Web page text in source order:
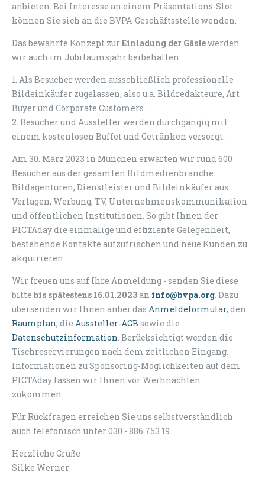
anbieten. Bei Interesse an einem Präsentations-Slot
können Sie sich an die BVPA-Geschäftsstelle wenden.
Das bewährte Konzept zurEinladung der Gästewerden
wir auch im Jubiläumsjahr beibehalten:
1. Als Besucher werden ausschließlich professionelle
Bildeinkäufer zugelassen, also u.a. Bildredakteure, Art
Buyer und Corporate Customers.
2. Besucher und Aussteller werden durchgängig mit
einem kostenlosen Buffet und Getränken versorgt.
Am 30. März 2023 in München erwarten wir rund 600
Besucher aus der gesamten Bildmedienbranche:
Bildagenturen, Dienstleister und Bildeinkäufer aus
Verlagen, Werbung, TV, Unternehmenskommunikation
und öffentlichen Institutionen. So gibt Ihnen der
PICTAday die einmalige und effiziente Gelegenheit,
bestehende Kontakte aufzufrischen und neue Kunden zu
akquirieren.
Wir freuen uns auf Ihre Anmeldung - senden Sie diese
bitte bis spätestens 16.01.2023an info@bvpa.org. Dazu
übersenden wir Ihnen anbei das Anmeldeformular, den
Raumplan, die Aussteller-AGB sowie die
Datenschutzinformation. Berücksichtigt werden die
Tischreservierungen nach dem zeitlichen Eingang.
Informationen zu Sponsoring-Möglichkeiten auf dem
PICTAday lassen wir Ihnen vor Weihnachten
zukommen.
Für Rückfragen erreichen Sie uns selbstverständlich
auch telefonisch unter 030 - 886 753 19.
Herzliche Grüße
Silke Werner